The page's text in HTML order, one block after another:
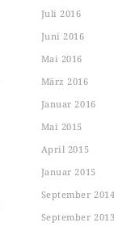
Juli 2016
Juni 2016
Mai 2016
März 2016
Januar 2016
Mai 2015
April 2015
Januar 2015
September
September